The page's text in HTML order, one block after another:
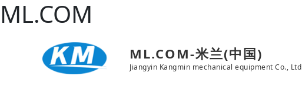
ML.COM
ML.COM-米兰(中国)
Jiangyin Kangmin mechanical equipment Co., Ltd